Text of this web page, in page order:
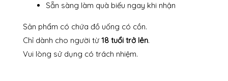
Sẵn sàng làm quà biếu ngay khi nhận
Sản phẩm có chứa đồ uống có cồn.
Chỉ dành cho người từ 18 tuổi trở lên.
Vui lòng sử dụng có trách nhiệm.